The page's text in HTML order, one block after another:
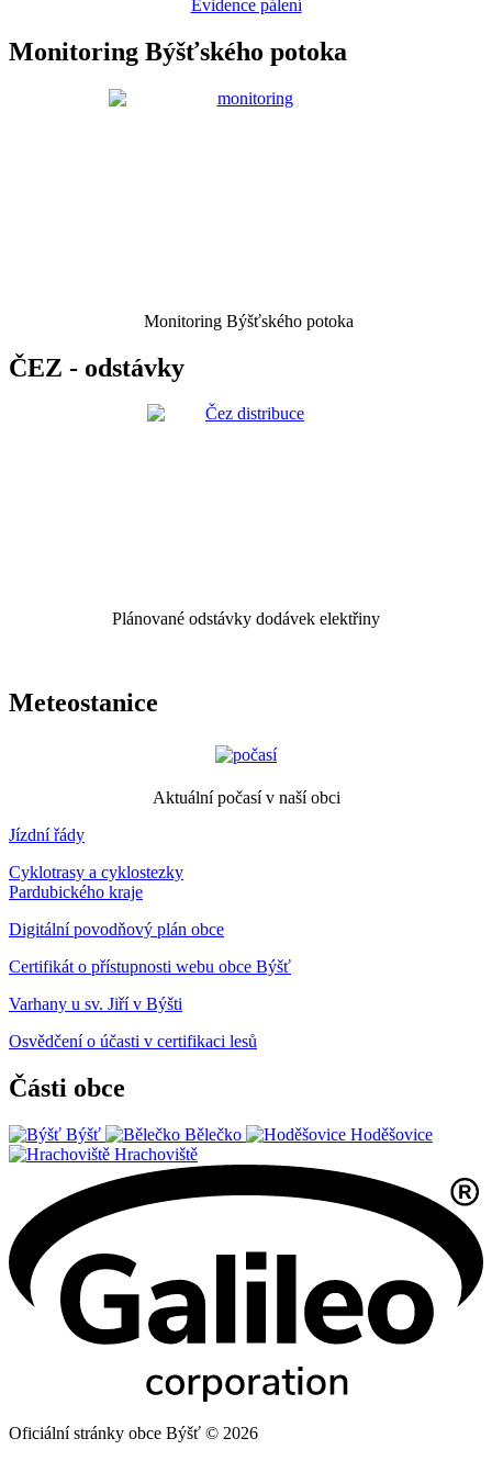
Evidence pálení
Monitoring Býšťského potoka
Monitoring Býšťského potoka
ČEZ - odstávky
Plánované odstávky dodávek elektřiny
Meteostanice
Aktuální počasí v naší obci
Jízdní řády
Cyklotrasy a cyklostezky
Pardubického kraje
Digitální povodňový plán obce
Certifikát o přístupnosti webu obce Býšť
Varhany u sv. Jiří v Býšti
Osvědčení o účasti v certifikaci lesů
Části obce
Býšť Bělečko
Hoděšovice
Hrachoviště
Oficiální stránky obce Býšť © 2026